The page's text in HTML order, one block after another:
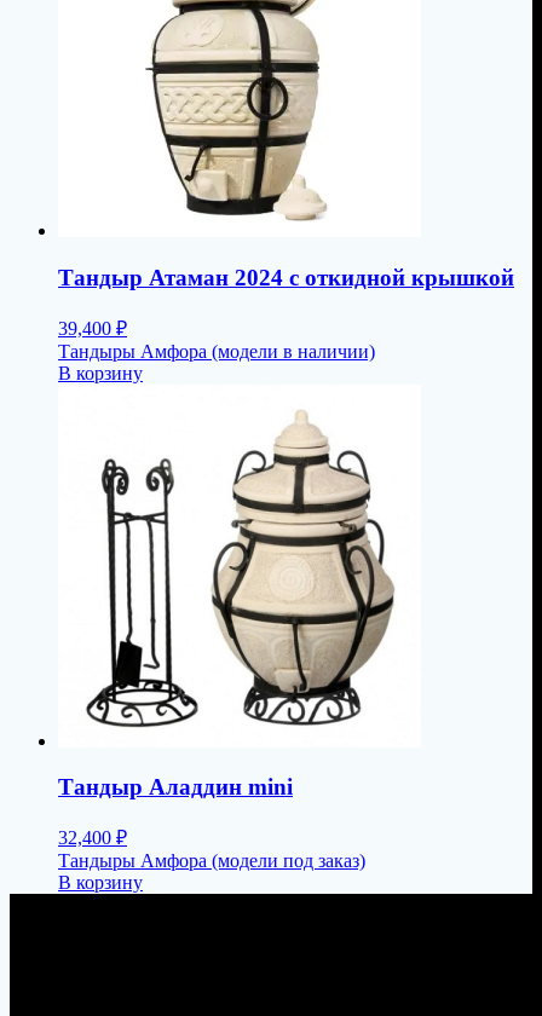
Тандыр Атаман 2024 с откидной крышкой
39,400 ₽
Тандыры Амфора (модели в наличии)
В корзину
Тандыр Аладдин mini
32,400 ₽
Тандыры Амфора (модели под заказ)
В корзину